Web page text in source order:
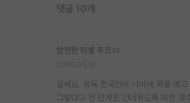
댓글 10개
얌전한 미셸 푸코
글쎄요. 유독 한국인이 나이에 목을 매
그렇다고 전 단계은 건너뛰도록 미친